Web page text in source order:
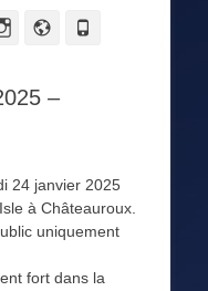
Instagram
Site
–
24 janvier 2025
à Châteauroux.
uniquement
fort dans la